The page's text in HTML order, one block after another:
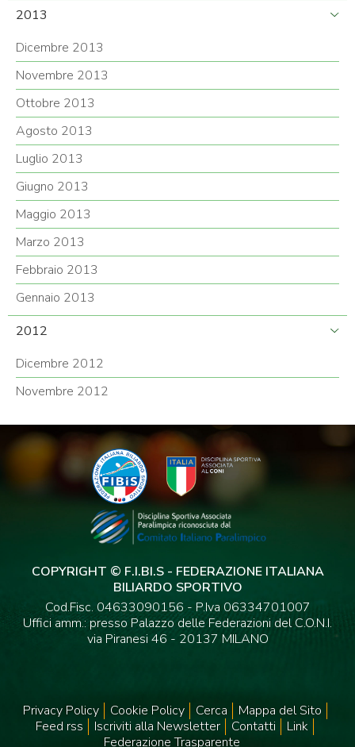
2013
Dicembre 2013
Novembre 2013
Ottobre 2013
Agosto 2013
Luglio 2013
Giugno 2013
Maggio 2013
Marzo 2013
Febbraio 2013
Gennaio 2013
2012
Dicembre 2012
Novembre 2012
COPYRIGHT © F.I.BI.S - FEDERAZIONE ITALIANA
BILIARDO SPORTIVO
Cod.Fisc. 04633090156 - P.Iva 06334701007
Uffici amm.: presso Palazzo delle Federazioni del C.O.N.I.
via Piranesi 46 - 20137 MILANO
Privacy Policy Cookie Policy Cerca
Mappa del Sito
Feed rss
Iscriviti alla Newsletter Contatti
Link
Federazione Trasparente